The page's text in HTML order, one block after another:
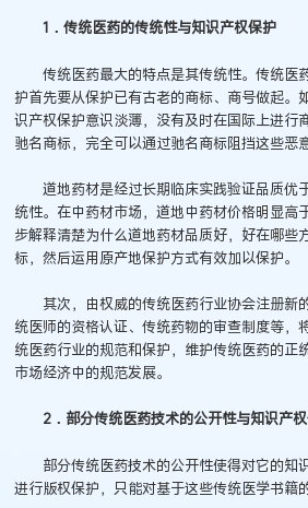
1．传统医药的传统性与知识产权保护
传统医药最大的特点是其传统性。传统医
护首先要从保护已有古老的商标、商号做起。
识产权保护意识淡薄，没有及时在国际上进行
驰名商标，完全可以通过驰名商标阻挡这些恶
道地药材是经过长期临床实践验证品质优
统性。在中药材市场，道地中药材价格明显
步解释清楚为什么道地药材品质好，好在哪
标，然后运用原产地保护方式有效加以保护。
其次，由权威的传统医药行业协会注册新
统医师的资格认证、传统药物的审查制度等
统医药行业的规范和保护，维护传统医药的
市场经济中的规范发展。
2．部分传统医药技术的公开性与知识产
部分传统医药技术的公开性使得对它的知
进行版权保护，只能对基于这些传统医学书籍